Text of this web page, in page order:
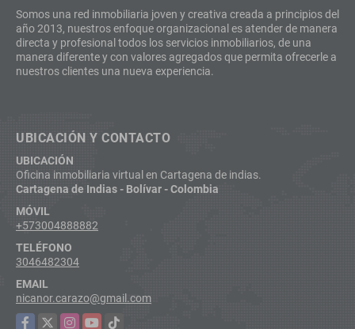
Somos una red inmobiliaria joven y creativa creada a principios del
año 2013, nuestros enfoque organizacional es atender de manera
directa y profesional todos los servicios inmobiliarios, de una
manera diferente y con valores agregados que permita ofrecerle a
nuestros clientes una nueva experiencia.
UBICACIÓN Y CONTACTO
UBICACIÓN
Oficina inmobiliaria virtual en Cartagena de indias.
Cartagena de Indias - Bolívar - Colombia
MÓVIL
+573004888882
TELÉFONO
3046482304
EMAIL
nicanor.carazo@gmail.com
Facebook
X Instagram
YouTubeTikTok